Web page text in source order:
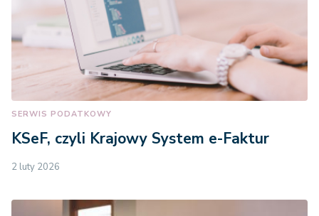
SERWIS PODATKOWY
KSeF, czyli Krajowy System e-Faktur
2 luty 2026